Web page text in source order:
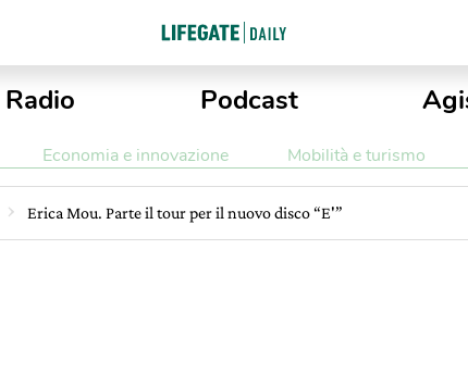
Radio Podcast
Economia e innovazione Mobilità e turismo
Erica Mou. Parte il tour per il nuovo disco “E'”